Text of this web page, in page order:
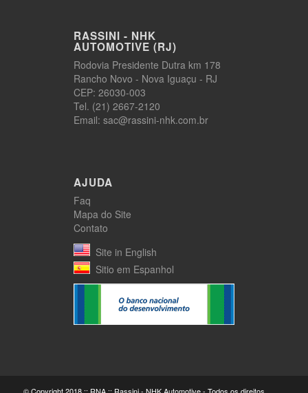
RASSINI - NHK
AUTOMOTIVE (RJ)
Rodovia Presidente Dutra km 178
Rancho Novo - Nova Iguaçu - RJ
CEP: 26030-003
Tel. (21) 2667-2120
Email: sac@rassini-nhk.com.br
AJUDA
Faq
Mapa do Site
Contato
Site in English
Sitio em Espanhol
© Copyright 2018 :: RNA :: Rassini - NHK Automotive - Todos os direitos